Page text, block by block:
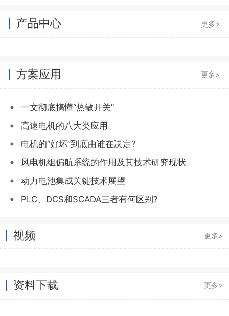
产品中心 更多>
方案应用 更多>
• 一文彻底搞懂“热敏开关”
• 高速电机的八大类应用
• 电机的“好坏”到底由谁在决定?
• 风电机组偏航系统的作用及其技术研究现状
• 动力电池集成关键技术展望
• PLC、DCS和SCADA三者有何区别?
视频 更多>
资料下载 更多>